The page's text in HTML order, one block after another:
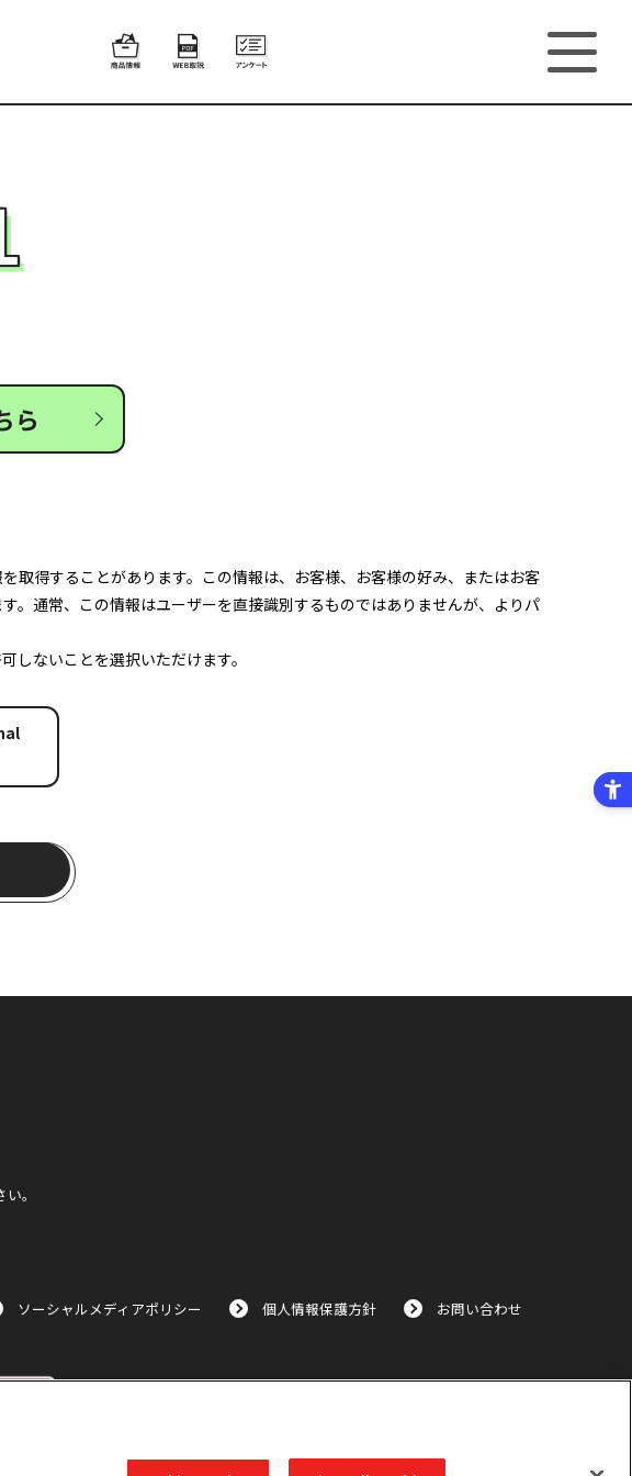
ら
取得することがあります。この情報は、お客様、お客様の好み、またはお客
。通常、この情報はユーザーを直接識別するものではありませんが、よりパ
しないことを選択いただけます。
。
ソーシャルメディアポリシー 個人情報保護方針 お問い合わせ